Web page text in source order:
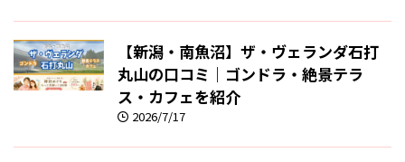
【新潟・南魚沼】ザ・ヴェランダ石打
丸山の口コミ｜ゴンドラ・絶景テラ
ス・カフェを紹介
2026/7/17